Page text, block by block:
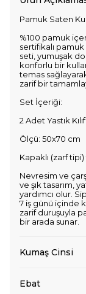
Pamuk Saten
%100 pamuk
sertifikalı pamuk
seti, yumuşak
konforlu bir
temas
zarif bir
Set İçeriği:
2 Adet Yastık Kılıfı
Ölçü: 50x70 cm
Kapaklı (zarf tipi)
Nevresim ve
ve şık tasarım,
yardımcı olur.
7 iş günü içinde
zarif duruşuyla
bir arada sunar.
Kumaş Cinsi
Ebat